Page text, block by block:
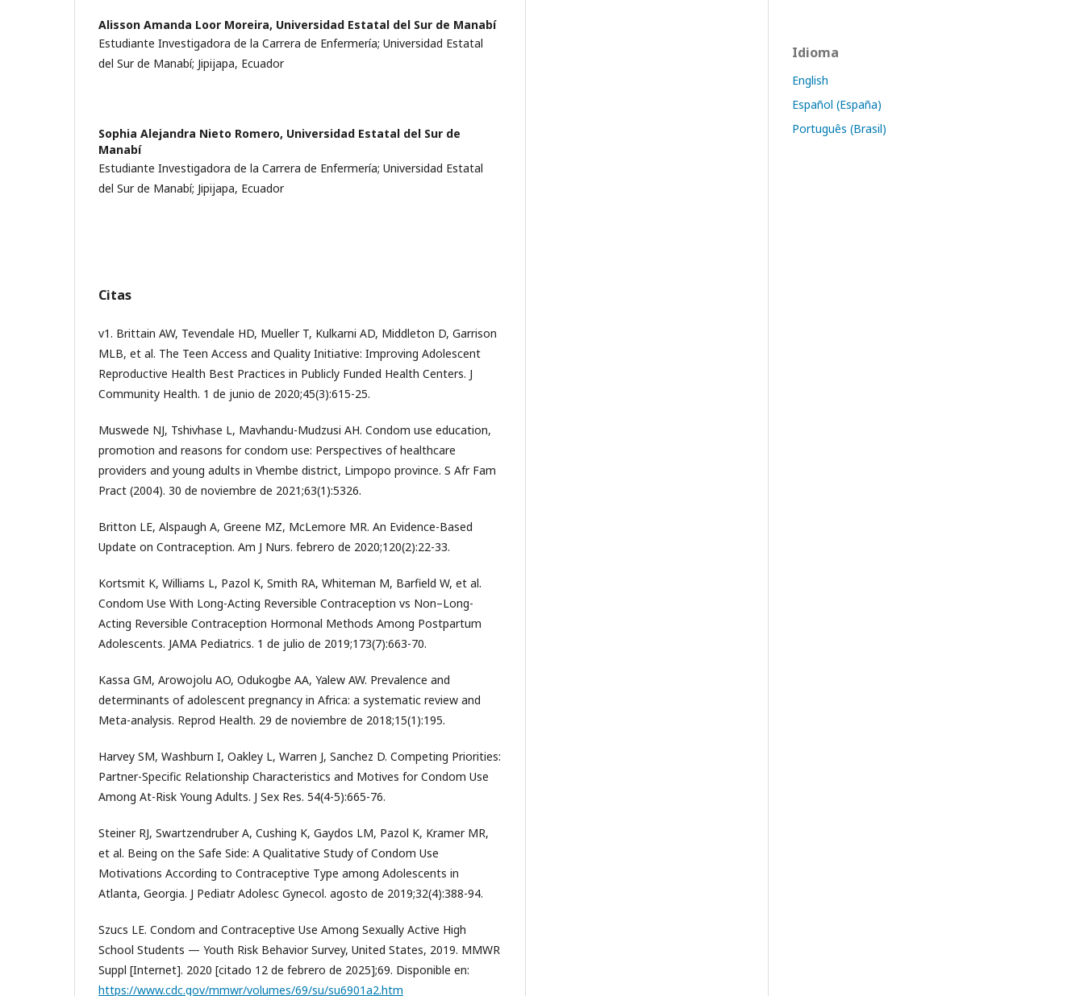
Alisson Amanda Loor Moreira, Universidad Estatal del Sur de Manabí
Estudiante Investigadora de la Carrera de Enfermería; Universidad Estatal
del Sur de Manabí; Jipijapa, Ecuador
Sophia Alejandra Nieto Romero, Universidad Estatal del Sur de
Manabí
Estudiante Investigadora de la Carrera de Enfermería; Universidad Estatal
del Sur de Manabí; Jipijapa, Ecuador
Citas
v1. Brittain AW, Tevendale HD, Mueller T, Kulkarni AD, Middleton D, Garrison
MLB, et al. The Teen Access and Quality Initiative: Improving Adolescent
Reproductive Health Best Practices in Publicly Funded Health Centers. J
Community Health. 1 de junio de 2020;45(3):615-25.
Muswede NJ, Tshivhase L, Mavhandu-Mudzusi AH. Condom use education,
promotion and reasons for condom use: Perspectives of healthcare
providers and young adults in Vhembe district, Limpopo province. S Afr Fam
Pract (2004). 30 de noviembre de 2021;63(1):5326.
Britton LE, Alspaugh A, Greene MZ, McLemore MR. An Evidence-Based
Update on Contraception. Am J Nurs. febrero de 2020;120(2):22-33.
Kortsmit K, Williams L, Pazol K, Smith RA, Whiteman M, Barfield W, et al.
Condom Use With Long-Acting Reversible Contraception vs Non–Long-
Acting Reversible Contraception Hormonal Methods Among Postpartum
Adolescents. JAMA Pediatrics. 1 de julio de 2019;173(7):663-70.
Kassa GM, Arowojolu AO, Odukogbe AA, Yalew AW. Prevalence and
determinants of adolescent pregnancy in Africa: a systematic review and
Meta-analysis. Reprod Health. 29 de noviembre de 2018;15(1):195.
Harvey SM, Washburn I, Oakley L, Warren J, Sanchez D. Competing Priorities:
Partner-Specific Relationship Characteristics and Motives for Condom Use
Among At-Risk Young Adults. J Sex Res. 54(4-5):665-76.
Steiner RJ, Swartzendruber A, Cushing K, Gaydos LM, Pazol K, Kramer MR,
et al. Being on the Safe Side: A Qualitative Study of Condom Use
Motivations According to Contraceptive Type among Adolescents in
Atlanta, Georgia. J Pediatr Adolesc Gynecol. agosto de 2019;32(4):388-94.
Szucs LE. Condom and Contraceptive Use Among Sexually Active High
School Students — Youth Risk Behavior Survey, United States, 2019. MMWR
Suppl [Internet]. 2020 [citado 12 de febrero de 2025];69. Disponible en:
https://www.cdc.gov/mmwr/volumes/69/su/su6901a2.htm
Idioma
English
Español (España)
Português (Brasil)